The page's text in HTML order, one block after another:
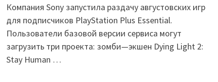
Компания Sony запустила раздачу августовских игр
для подписчиков PlayStation Plus Essential.
Пользователи базовой версии сервиса могут
загрузить три проекта: зомби—экшен Dying Light 2:
Stay Human …